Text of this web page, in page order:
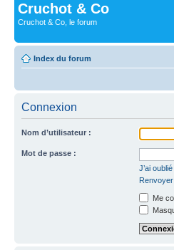
Cruchot & Co
Cruchot & Co, le forum
Index du forum
Connexion
Nom d’utilisateur :
Mot de passe :
J’ai
Renvoyer
Me